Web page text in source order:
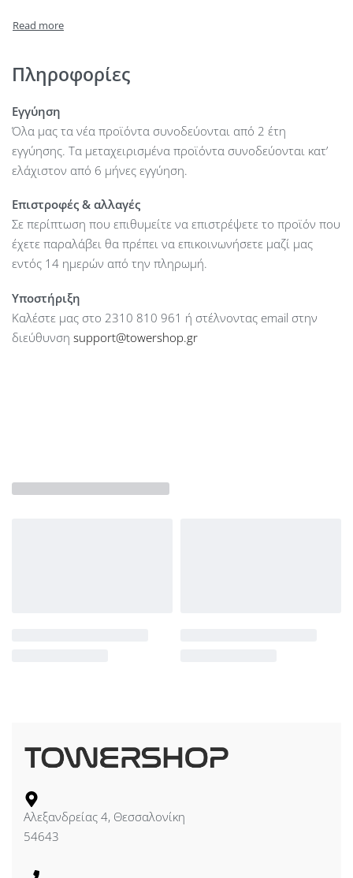
Πληροφορίες
Εγγύηση
Όλα μας τα νέα προϊόντα συνοδεύονται από 2 έτη
εγγύησης. Τα μεταχειρισμένα προϊόντα συνοδεύονται κατ’
ελάχιστον από 6 μήνες εγγύηση.
Επιστροφές & αλλαγές
Σε περίπτωση που επιθυμείτε να επιστρέψετε το προϊόν που
έχετε παραλάβει θα πρέπει να επικοινωνήσετε μαζί μας
εντός 14 ημερών από την πληρωμή.
Υποστήριξη
Καλέστε μας στο 2310 810 961 ή στέλνοντας email στην
διεύθυνση support@towershop.gr
Αλεξανδρείας 4, Θεσσαλονίκη
54643